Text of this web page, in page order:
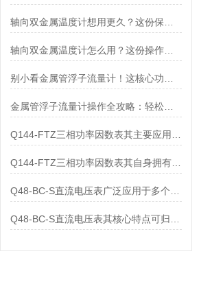
轴向双金属温度计怎么用？这份操作指南，新手也能快速拿捏！
金属管浮子流量计操作全攻略：轻松拿捏，精准掌控每一步！
Q144-FTZ三相功率因数表其自身拥有怎样的功能呢？